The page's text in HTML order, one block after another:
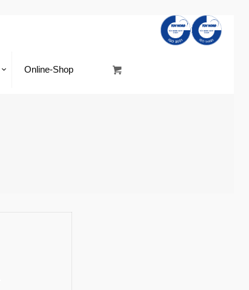
Online-Shop